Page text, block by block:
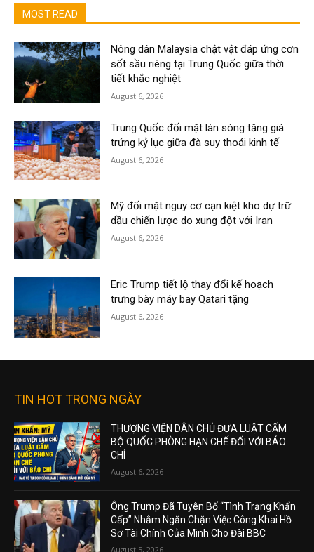
MOST READ
Nông dân Malaysia chật vật đáp ứng cơn
sốt sầu riêng tại Trung Quốc giữa thời
tiết khắc nghiệt
August 6, 2026
Trung Quốc đối mặt làn sóng tăng giá
trứng kỷ lục giữa đà suy thoái kinh tế
August 6, 2026
Mỹ đối mặt nguy cơ cạn kiệt kho dự trữ
dầu chiến lược do xung đột với Iran
August 6, 2026
Eric Trump tiết lộ thay đổi kế hoạch
trưng bày máy bay Qatari tặng
August 6, 2026
TIN HOT TRONG NGÀY
THƯỢNG VIỆN DÂN CHỦ ĐƯA LUẬT CẤM
BỘ QUỐC PHÒNG HẠN CHẾ ĐỐI VỚI BÁO
CHÍ
August 6, 2026
Ông Trump Đã Tuyên Bố “Tình Trạng Khẩn
Cấp” Nhằm Ngăn Chặn Việc Công Khai Hồ
Sơ Tài Chính Của Mình Cho Đài BBC
August 5, 2026